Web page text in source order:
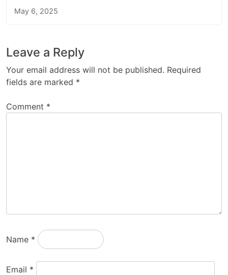
May 6, 2025
Leave a Reply
Your email address will not be published. Required
fields are marked *
Comment *
Name *
Email *